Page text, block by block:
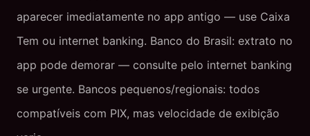
aparecer imediatamente no app antigo — use Caixa
Tem ou internet banking. Banco do Brasil: extrato no
app pode demorar — consulte pelo internet banking
se urgente. Bancos pequenos/regionais: todos
compatíveis com PIX, mas velocidade de exibição